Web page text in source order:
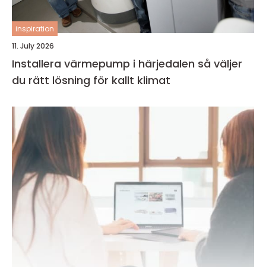
inspiration
11. July 2026
Installera värmepump i härjedalen så väljer
du rätt lösning för kallt klimat